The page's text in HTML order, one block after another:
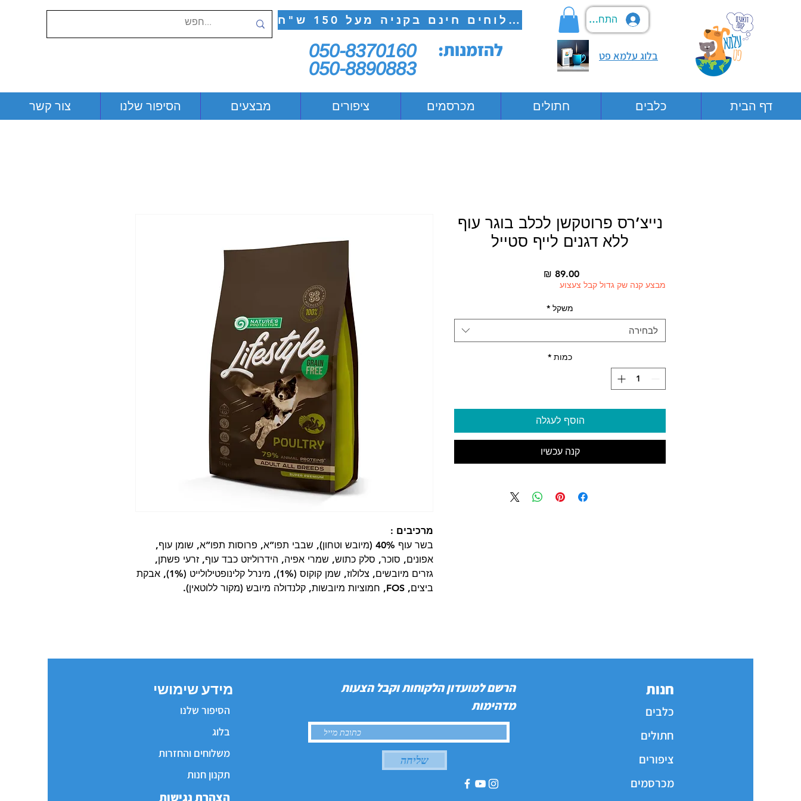
משלוחים חינם בקניה מעל 150 ש"ח
050-8370160
050-8890883
להזמנות:
התחבר
בלוג עלמא פט
צור קשר הסיפור שלנו מבצעים ציפורים מכרסמים חתולים כלבים דף הבית
מרכיבים :
בשר עוף 40% (מיובש וטחון), שבבי תפו”א, פרוסות תפו”א, שומן עוף,
אפונים, סוכר, סלק כתוש, שמרי אפיה, הידרוליזט כבד עוף, זרעי פשתן,
גזרים מיובשים, צלולוז, שמן קוקוס (1%), מינרל קלינופטילולייט (1%), אבקת
ביצים, FOS, חמוציות מיובשות, קלנדולה מיובש (מקור ללוטאין).
נייצ’רס פרוטקשן לכלב בוגר עוף
ללא דגנים לייף סטייל
מבצע קנה שק גדול קבל צעצוע
משקל *
לבחירה
כמות *
הוסף לעגלה
קנה עכשיו
מידע שימושי
הסיפור שלנו
בלוג
משלוחים והחזרות
תקנון חנות
הצהרת נגישות
הרשם למועדון הלקוחות וקבל הצעות
מדהימות
שליחה
חנות
כלבים
חתולים
ציפורים
מכרסמים